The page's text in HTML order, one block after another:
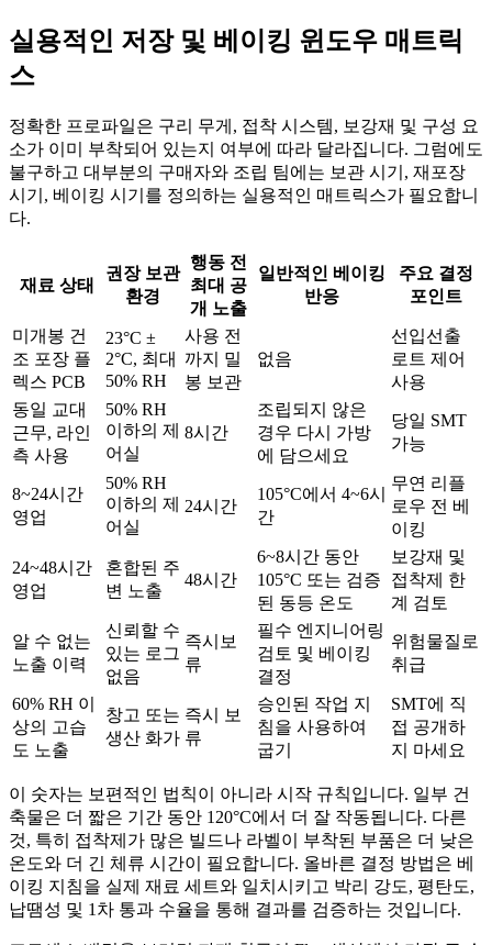
실용적인 저장 및 베이킹 윈도우 매트릭
스
정확한 프로파일은 구리 무게, 접착 시스템, 보강재 및 구성 요
소가 이미 부착되어 있는지 여부에 따라 달라집니다. 그럼에도
불구하고 대부분의 구매자와 조립 팀에는 보관 시기, 재포장
시기, 베이킹 시기를 정의하는 실용적인 매트릭스가 필요합니
다.
재료 상태
권장 보관
환경
행동 전
최대 공
개 노출
일반적인 베이킹
반응
주요 결정
포인트
미개봉 건
조 포장 플
렉스 PCB
23°C ±
2°C, 최대
50% RH
사용 전
까지 밀
봉 보관
없음
선입선출
로트 제어
사용
동일 교대
근무, 라인
측 사용
50% RH
이하의 제
어실
8시간
조립되지 않은
경우 다시 가방
에 담으세요
당일 SMT
가능
8~24시간
영업
50% RH
이하의 제
어실
24시간
105°C에서 4~6시
간
무연 리플
로우 전 베
이킹
24~48시간
영업
혼합된 주
변 노출
48시간
6~8시간 동안
105°C 또는 검증
된 동등 온도
보강재 및
접착제 한
계 검토
알 수 없는
노출 이력
신뢰할 수
있는 로그
없음
즉시보
류
필수 엔지니어링
검토 및 베이킹
결정
위험물질로
취급
60% RH 이
상의 고습
도 노출
창고 또는
생산 화가
즉시 보
류
승인된 작업 지
침을 사용하여
굽기
SMT에 직
접 공개하
지 마세요
이 숫자는 보편적인 법칙이 아니라 시작 규칙입니다. 일부 건
축물은 더 짧은 기간 동안 120°C에서 더 잘 작동됩니다. 다른
것, 특히 접착제가 많은 빌드나 라벨이 부착된 부품은 더 낮은
온도와 더 긴 체류 시간이 필요합니다. 올바른 결정 방법은 베
이킹 지침을 실제 재료 세트와 일치시키고 박리 강도, 평탄도,
납땜성 및 1차 통과 수율을 통해 결과를 검증하는 것입니다.